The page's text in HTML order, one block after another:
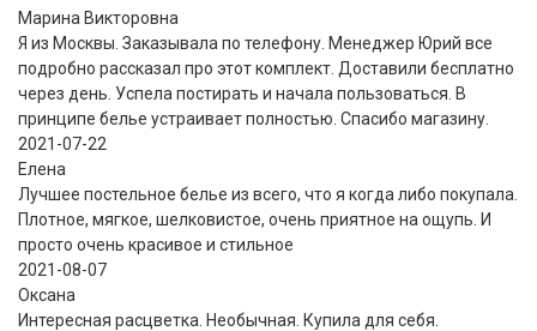
Марина Викторовна
Я из Москвы. Заказывала по телефону. Менеджер Юрий все
подробно рассказал про этот комплект. Доставили бесплатно
через день. Успела постирать и начала пользоваться. В
принципе белье устраивает полностью. Спасибо магазину.
2021-07-22
Eлена
Лучшее постельное белье из всего, что я когда либо покупала.
Плотное, мягкое, шелковистое, очень приятное на ощупь. И
просто очень красивое и стильное
2021-08-07
Оксана
Интересная расцветка. Необычная. Купила для себя.